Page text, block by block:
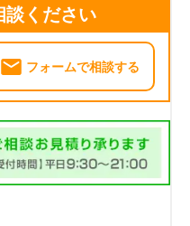
ください
フォームで相談する